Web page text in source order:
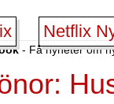
Netflix
- Få nyheter om